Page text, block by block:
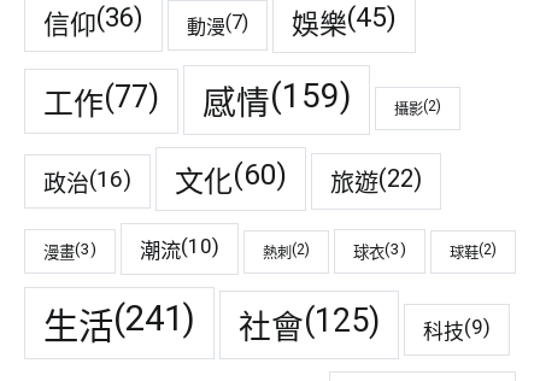
信仰(36) 動漫(7) 娛樂(45)
工作(77) 感情(159) 攝影(2)
政治(16) 文化(60) 旅遊(22)
漫畫(3) 潮流(10) 熱刺 (2) 球衣(3) 球鞋(2)
生活(241) 社會(125) 科技(9)